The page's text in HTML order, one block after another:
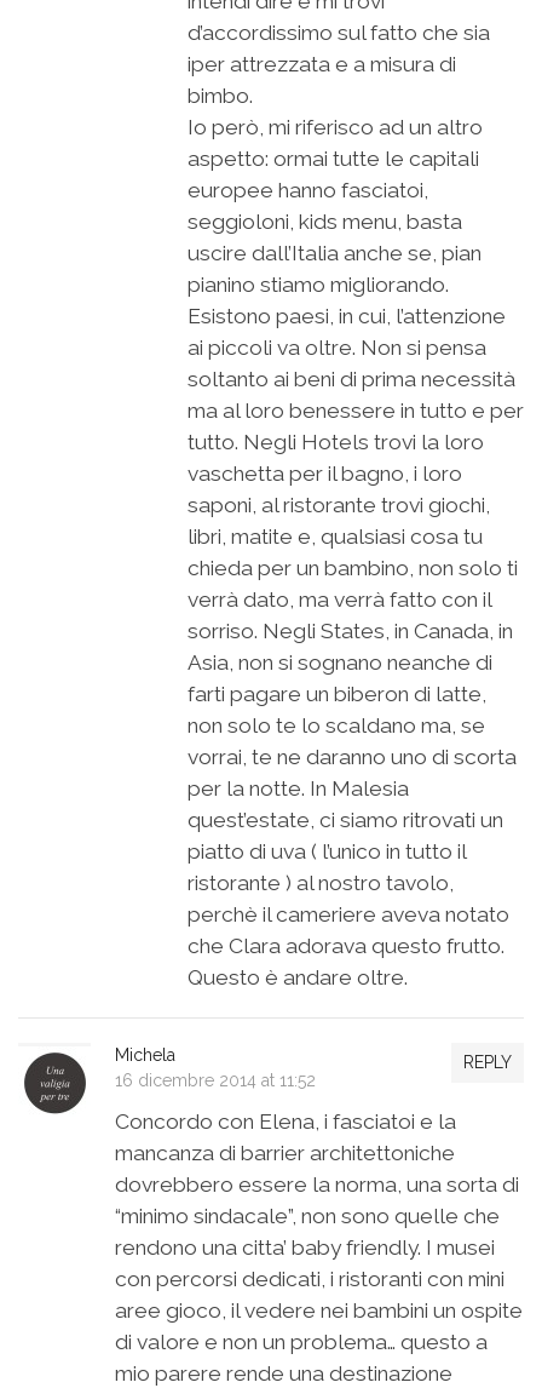
d’accordissimo sul fatto che sia
iper attrezzata e a misura di
bimbo.
Io però, mi riferisco ad un altro
aspetto: ormai tutte le capitali
europee hanno fasciatoi,
seggioloni, kids menu, basta
uscire dall’Italia anche se, pian
pianino stiamo migliorando.
Esistono paesi, in cui, l’attenzione
ai piccoli va oltre. Non si pensa
soltanto ai beni di prima necessità
ma al loro benessere in tutto e per
tutto. Negli Hotels trovi la loro
vaschetta per il bagno, i loro
saponi, al ristorante trovi giochi,
libri, matite e, qualsiasi cosa tu
chieda per un bambino, non solo ti
verrà dato, ma verrà fatto con il
sorriso. Negli States, in Canada, in
Asia, non si sognano neanche di
farti pagare un biberon di latte,
non solo te lo scaldano ma, se
vorrai, te ne daranno uno di scorta
per la notte. In Malesia
quest’estate, ci siamo ritrovati un
piatto di uva ( l’unico in tutto il
ristorante ) al nostro tavolo,
perchè il cameriere aveva notato
che Clara adorava questo frutto.
Questo è andare oltre.
REPLY
Michela
16 dicembre 2014 at 11:52
Concordo con Elena, i fasciatoi e la
mancanza di barrier architettoniche
dovrebbero essere la norma, una sorta di
“minimo sindacale”, non sono quelle che
rendono una citta’ baby friendly. I musei
con percorsi dedicati, i ristoranti con mini
aree gioco, il vedere nei bambini un ospite
di valore e non un problema… questo a
mio parere rende una destinazione